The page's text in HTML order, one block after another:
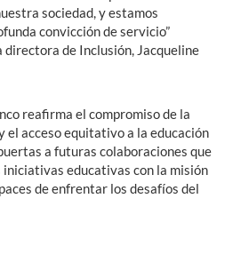
sociedad, y estamos
convicción de servicio”
directora de Inclusión, Jacqueline
reafirma el compromiso de la
el acceso equitativo a la educación
a futuras colaboraciones que
educativas con la misión
de enfrentar los desafíos del